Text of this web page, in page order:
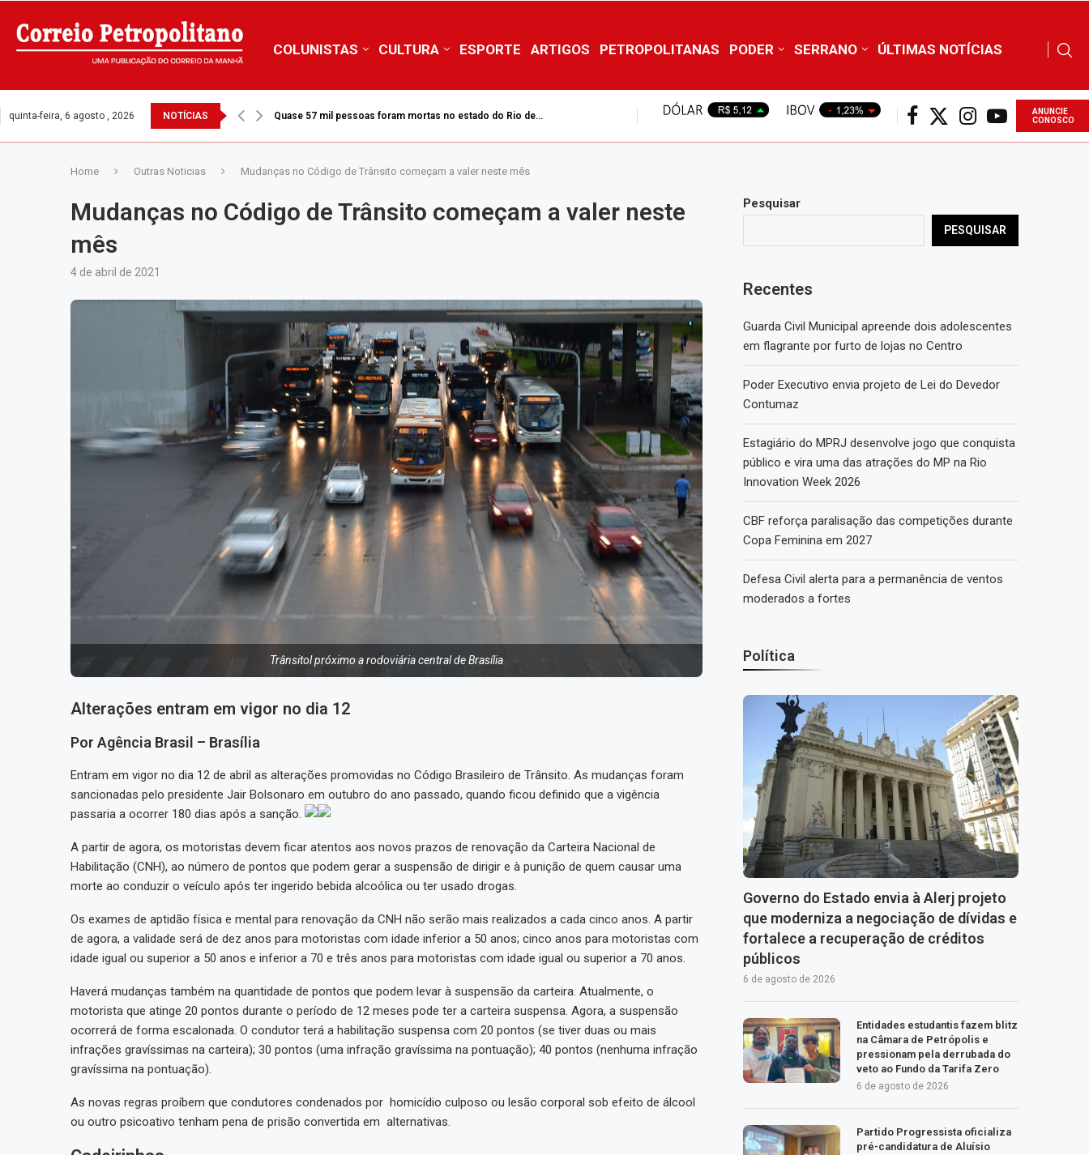
COLUNISTAS CULTURA ESPORTE ARTIGOS PETROPOLITANAS PODER SERRANO ÚLTIMAS NOTÍCIAS
quinta-feira, 6 agosto , 2026 NOTÍCIAS Quase 57 mil pessoas foram mortas no estado do Rio de...
ANUNCIE
CONOSCO
Home Outras Noticias Mudanças no Código de Trânsito começam a valer neste mês
Mudanças no Código de Trânsito começam a valer neste
mês
4 de abril de 2021
Trânsitol próximo a rodoviária central de Brasília
Alterações entram em vigor no dia 12
Por Agência Brasil – Brasília
Entram em vigor no dia 12 de abril as alterações promovidas no Código Brasileiro de Trânsito. As mudanças foram
sancionadas pelo presidente Jair Bolsonaro em outubro do ano passado, quando ficou definido que a vigência
passaria a ocorrer 180 dias após a sanção.
A partir de agora, os motoristas devem ficar atentos aos novos prazos de renovação da Carteira Nacional de
Habilitação (CNH), ao número de pontos que podem gerar a suspensão de dirigir e à punição de quem causar uma
morte ao conduzir o veículo após ter ingerido bebida alcoólica ou ter usado drogas.
Os exames de aptidão física e mental para renovação da CNH não serão mais realizados a cada cinco anos. A partir
de agora, a validade será de dez anos para motoristas com idade inferior a 50 anos; cinco anos para motoristas com
idade igual ou superior a 50 anos e inferior a 70 e três anos para motoristas com idade igual ou superior a 70 anos.
Haverá mudanças também na quantidade de pontos que podem levar à suspensão da carteira. Atualmente, o
motorista que atinge 20 pontos durante o período de 12 meses pode ter a carteira suspensa. Agora, a suspensão
ocorrerá de forma escalonada. O condutor terá a habilitação suspensa com 20 pontos (se tiver duas ou mais
infrações gravíssimas na carteira); 30 pontos (uma infração gravíssima na pontuação); 40 pontos (nenhuma infração
gravíssima na pontuação).
As novas regras proíbem que condutores condenados por homicídio culposo ou lesão corporal sob efeito de álcool
ou outro psicoativo tenham pena de prisão convertida em alternativas.
Pesquisar
PESQUISAR
Recentes
Guarda Civil Municipal apreende dois adolescentes
em flagrante por furto de lojas no Centro
Poder Executivo envia projeto de Lei do Devedor
Contumaz
Estagiário do MPRJ desenvolve jogo que conquista
público e vira uma das atrações do MP na Rio
Innovation Week 2026
CBF reforça paralisação das competições durante
Copa Feminina em 2027
Defesa Civil alerta para a permanência de ventos
moderados a fortes
Política
Governo do Estado envia à Alerj projeto
que moderniza a negociação de dívidas e
fortalece a recuperação de créditos
públicos
6 de agosto de 2026
Entidades estudantis fazem blitz
na Câmara de Petrópolis e
pressionam pela derrubada do
veto ao Fundo da Tarifa Zero
6 de agosto de 2026
Partido Progressista oficializa
pré-candidatura de Aluísio